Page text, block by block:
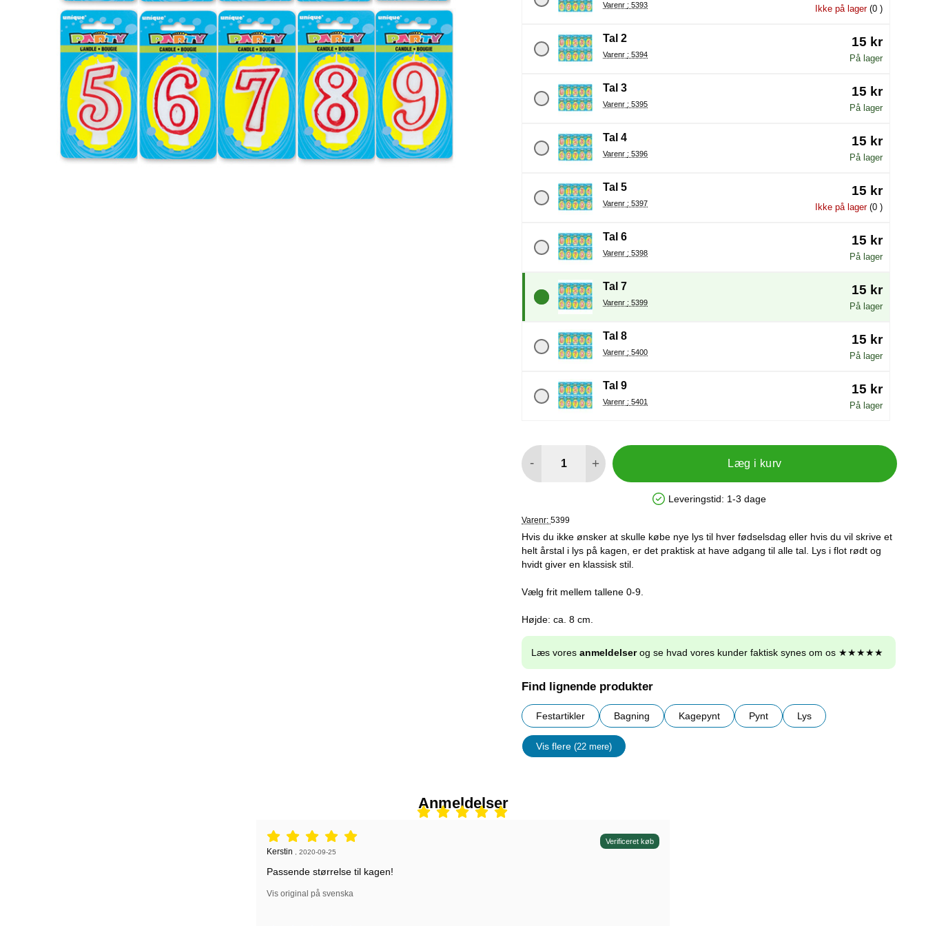
Varenr : 5393 Ikke på lager(0 )
Tal 2
Varenr : 5394
15 kr
På lager
Tal 3
Varenr : 5395
15 kr
På lager
Tal 4
Varenr : 5396
15 kr
På lager
Tal 5
Varenr : 5397
15 kr
Ikke på lager(0 )
Tal 6
Varenr : 5398
15 kr
På lager
Tal 7
Varenr : 5399
15 kr
På lager
Tal 8
Varenr : 5400
15 kr
På lager
Tal 9
Varenr : 5401
15 kr
På lager
- + Læg i kurv
Produkttilgængelighed: På lager
Leveringstid: 1-3 dage
Varenr: 5399
Hvis du ikke ønsker at skulle købe nye lys til hver fødselsdag eller hvis du vil skrive et
helt årstal i lys på kagen, er det praktisk at have adgang til alle tal. Lys i flot rødt og
hvidt giver en klassisk stil.
Vælg frit mellem tallene 0-9.
Højde: ca. 8 cm.
Læs vores anmeldelserog se hvad vores kunder faktisk synes om os ★★★★★
Find lignende produkter
Festartikler Bagning Kagepynt Pynt Lys
Vis flere (22 mere)
Egenskaper
Anmeldelser
Anmeldelser: 5 stjerne af 5,
Verificeret køb
Anmeldelser af:
Kerstin , 2020-09-25
Passende størrelse til kagen!
Vis original på svenska